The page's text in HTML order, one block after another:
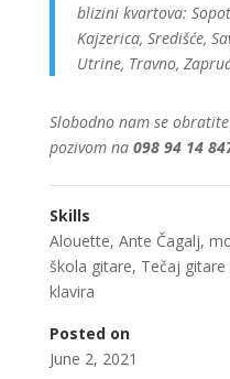
blizini kvartova:
Kajzerica, Središće,
Utrine, Travno,
Slobodno nam se
pozivom na 098 94 14
Skills
Alouette, Ante Čagalj,
škola gitare, Tečaj gitare
klavira
Posted on
June 2, 2021